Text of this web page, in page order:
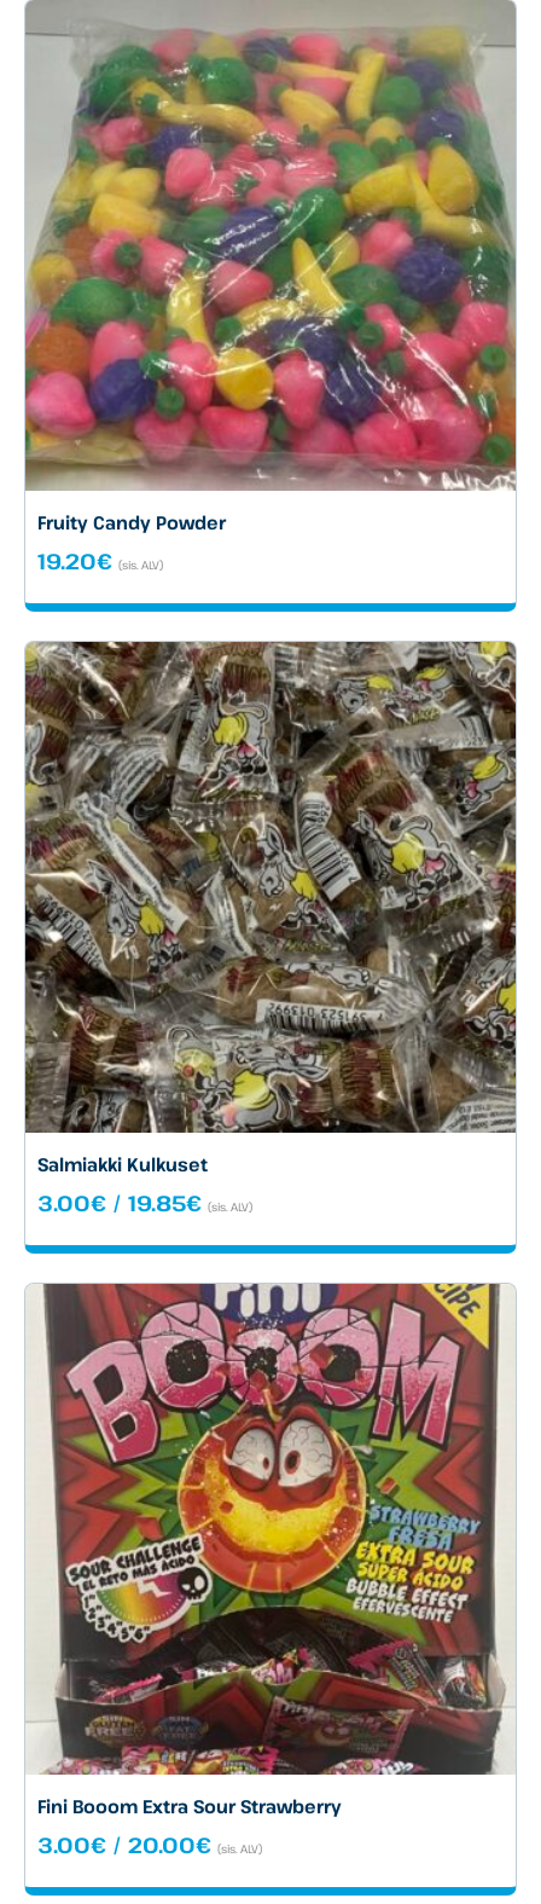
Fruity Candy Powder
19.20€ (sis. ALV)
Salmiakki Kulkuset
3.00€ / 19.85€Hintaluokka:
-
(sis. ALV)
Fini Booom Extra Sour Strawberry
3.00€ / 20.00€Hintaluokka:
-
(sis. ALV)